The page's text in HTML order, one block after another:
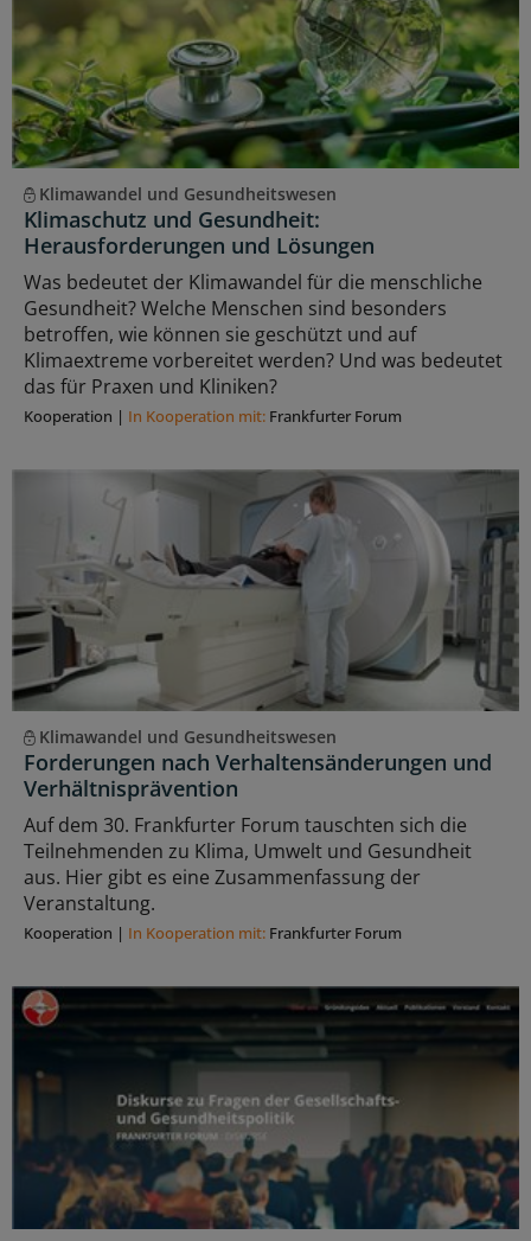
Klimawandel und Gesundheitswesen
Klimaschutz und Gesundheit:
Herausforderungen und Lösungen
Was bedeutet der Klimawandel für die menschliche
Gesundheit? Welche Menschen sind besonders
betroffen, wie können sie geschützt und auf
Klimaextreme vorbereitet werden? Und was bedeutet
das für Praxen und Kliniken?
Kooperation | In Kooperation mit: Frankfurter Forum
Klimawandel und Gesundheitswesen
Forderungen nach Verhaltensänderungen und
Verhältnisprävention
Auf dem 30. Frankfurter Forum tauschten sich die
Teilnehmenden zu Klima, Umwelt und Gesundheit
aus. Hier gibt es eine Zusammenfassung der
Veranstaltung.
Kooperation | In Kooperation mit: Frankfurter Forum